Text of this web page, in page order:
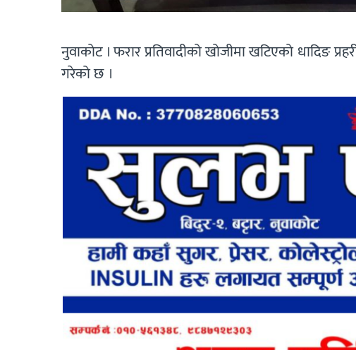
नुवाकोट । फरार प्रतिवादीको खोजीमा खटिएको धादिङ
गरेको छ ।